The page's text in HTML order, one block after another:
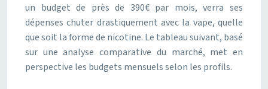
un budget de près de 390€ par mois, verra ses
dépenses chuter drastiquement avec la vape, quelle
que soit la forme de nicotine. Le tableau suivant, basé
sur une analyse comparative du marché, met en
perspective les budgets mensuels selon les profils.